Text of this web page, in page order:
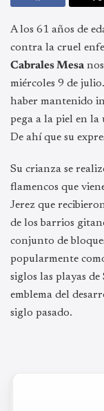
A los 61 años de
contra la cruel
Cabrales Mesa
miércoles 9 de
haber mantenido
pega a la piel en la
De ahí que su
Su crianza se
flamencos que
Jerez que
de los barrios
conjunto de
popularmente
siglos las playas
emblema del
siglo pasado.